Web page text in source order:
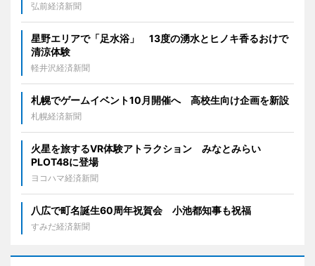
弘前経済新聞
星野エリアで「足水浴」 13度の湧水とヒノキ香るおけで
清涼体験
軽井沢経済新聞
札幌でゲームイベント10月開催へ 高校生向け企画を新設
札幌経済新聞
火星を旅するVR体験アトラクション みなとみらい
PLOT48に登場
ヨコハマ経済新聞
八広で町名誕生60周年祝賀会 小池都知事も祝福
すみだ経済新聞